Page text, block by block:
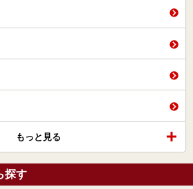
もっと見る
探す